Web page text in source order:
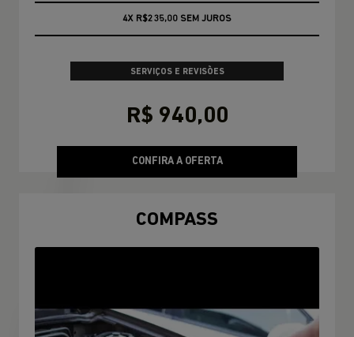
CONSULTE CONDIÇÕES
SERVIÇOS E REVISÕES
R$ 940,00
CONFIRA A OFERTA
COMPASS